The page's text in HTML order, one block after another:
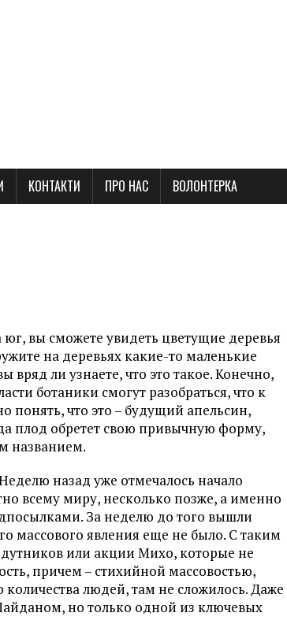
КОНТАКТИ ПРО НАС ВОЛОНТЕРКА
вы сможете увидеть цветущие деревья
на деревьях какие-то маленькие
ли узнаете, что это такое. Конечно,
ботаники смогут разобраться, что к
понять, что это – будущий апельсин,
плод обретет свою привычную форму,
названием.
назад уже отмечалось начало
всему миру, несколько позже, а именно
За неделю до того вышли
массового явления еще не было. С таким
или акции Михо, которые не
причем – стихийной массовостью,
людей, там не сложилось. Даже
но только одной из ключевых